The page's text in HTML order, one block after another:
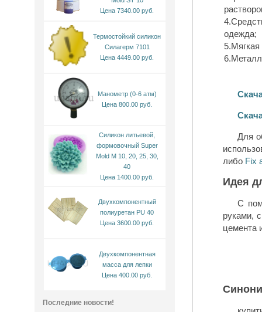
одежда;
5.Мягкая
Для
либо Fix
Идея
С
руками,
цемента
Цена 7340.00 руб.
Термостойкий силикон
Силагерм 7101
Цена 4449.00 руб.
Манометр (0-6 атм)
Цена 800.00 руб.
Силикон литьевой,
формовочный Super
Mold M 10, 20, 25, 30,
40
Цена 1400.00 руб.
Двухкомпонентный
полиуретан PU 40
Цена 3600.00 руб.
Двухкомпонентная
масса для лепки
Цена 400.00 руб.
Последние новости!